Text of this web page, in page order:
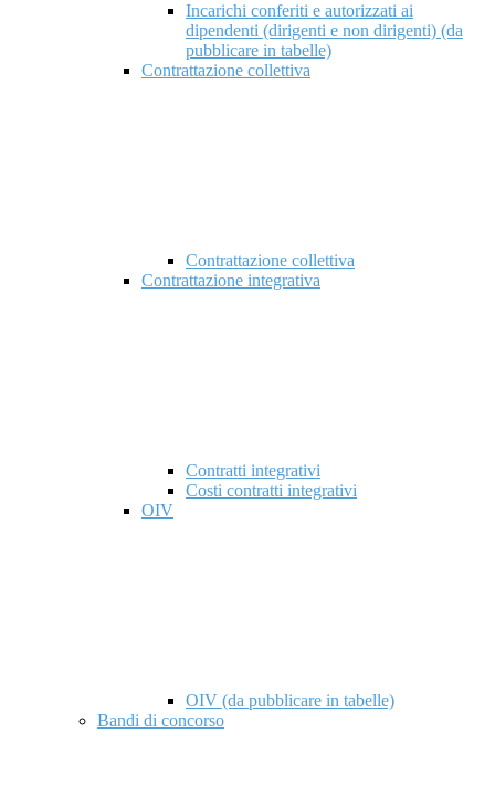
Incarichi conferiti e autorizzati ai
dipendenti (dirigenti e non dirigenti) (da
pubblicare in tabelle)
Contrattazione collettiva
Contrattazione collettiva
Contrattazione integrativa
Contratti integrativi
Costi contratti integrativi
OIV
OIV (da pubblicare in tabelle)
Bandi di concorso